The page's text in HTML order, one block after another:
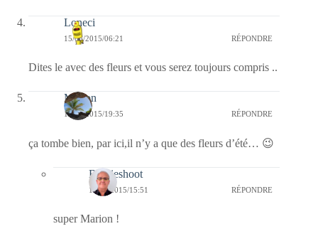
Loneci
15/06/2015/06:21 RÉPONDRE
Dites le avec des fleurs et vous serez toujours compris ..
Marion
13/06/2015/19:35 RÉPONDRE
ça tombe bien, par ici,il n’y a que des fleurs d’été… 😉
Bernieshoot
14/06/2015/15:51 RÉPONDRE
super Marion !